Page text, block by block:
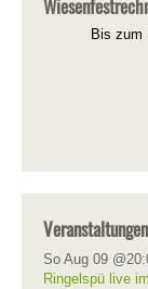
Bis zum
Veranstaltungen
So Aug 09
Ringelspü live